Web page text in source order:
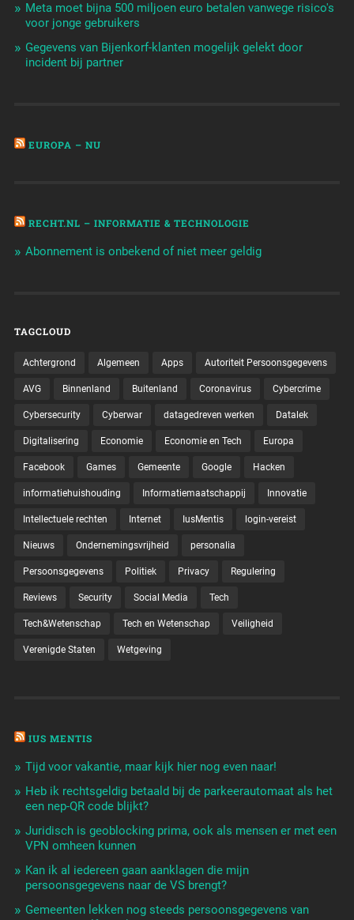
Meta moet bijna 500 miljoen euro betalen vanwege risico's
voor jonge gebruikers
Gegevens van Bijenkorf-klanten mogelijk gelekt door
incident bij partner
EUROPA – NU
RECHT.NL – INFORMATIE & TECHNOLOGIE
Abonnement is onbekend of niet meer geldig
TAGCLOUD
Achtergrond Algemeen Apps Autoriteit Persoonsgegevens
AVG Binnenland Buitenland Coronavirus Cybercrime
Cybersecurity Cyberwar datagedreven werken Datalek
Digitalisering Economie Economie en Tech Europa
Facebook Games Gemeente Google Hacken
informatiehuishouding Informatiemaatschappij Innovatie
Intellectuele rechten Internet IusMentis login-vereist
Nieuws Ondernemingsvrijheid personalia
Persoonsgegevens Politiek Privacy Regulering
Reviews Security Social Media Tech
Tech&Wetenschap Tech en Wetenschap Veiligheid
Verenigde Staten Wetgeving
IUS MENTIS
Tijd voor vakantie, maar kijk hier nog even naar!
Heb ik rechtsgeldig betaald bij de parkeerautomaat als het
een nep-QR code blijkt?
Juridisch is geoblocking prima, ook als mensen er met een
VPN omheen kunnen
Kan ik al iedereen gaan aanklagen die mijn
persoonsgegevens naar de VS brengt?
Gemeenten lekken nog steeds persoonsgegevens van